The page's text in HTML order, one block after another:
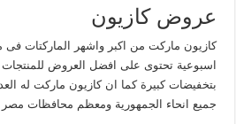
عروض كازيون
كازيون ماركت من اكبر واشهر الماركتات فى
اسبوعية تحتوى على افضل العروض للمنتجات
بتخفيضات كبيرة كما ان كازيون ماركت له
جميع انحاء الجمهورية ومعظم محافظات مصر